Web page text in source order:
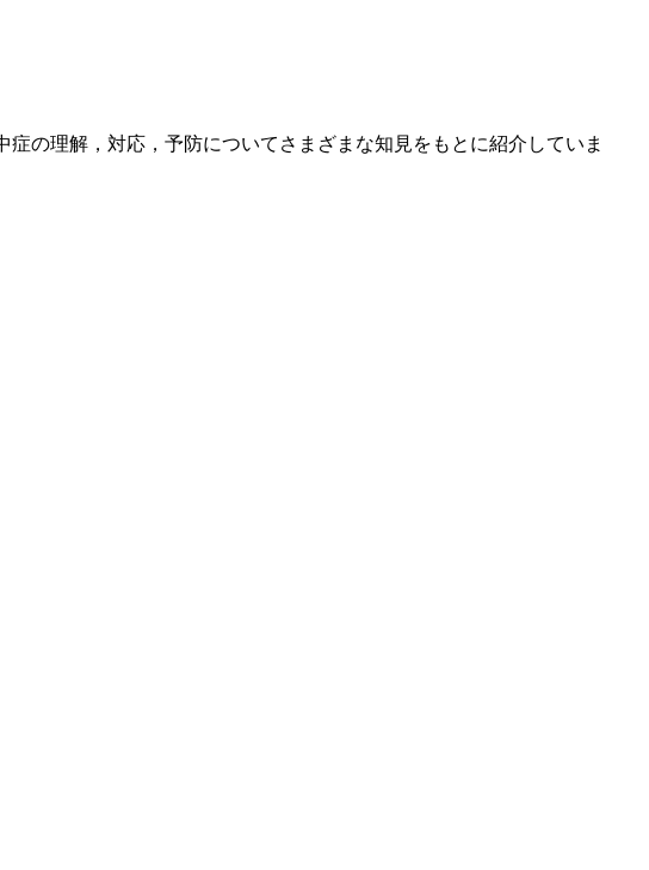
の理解，対応，予防についてさまざまな知見をもとに紹介していま